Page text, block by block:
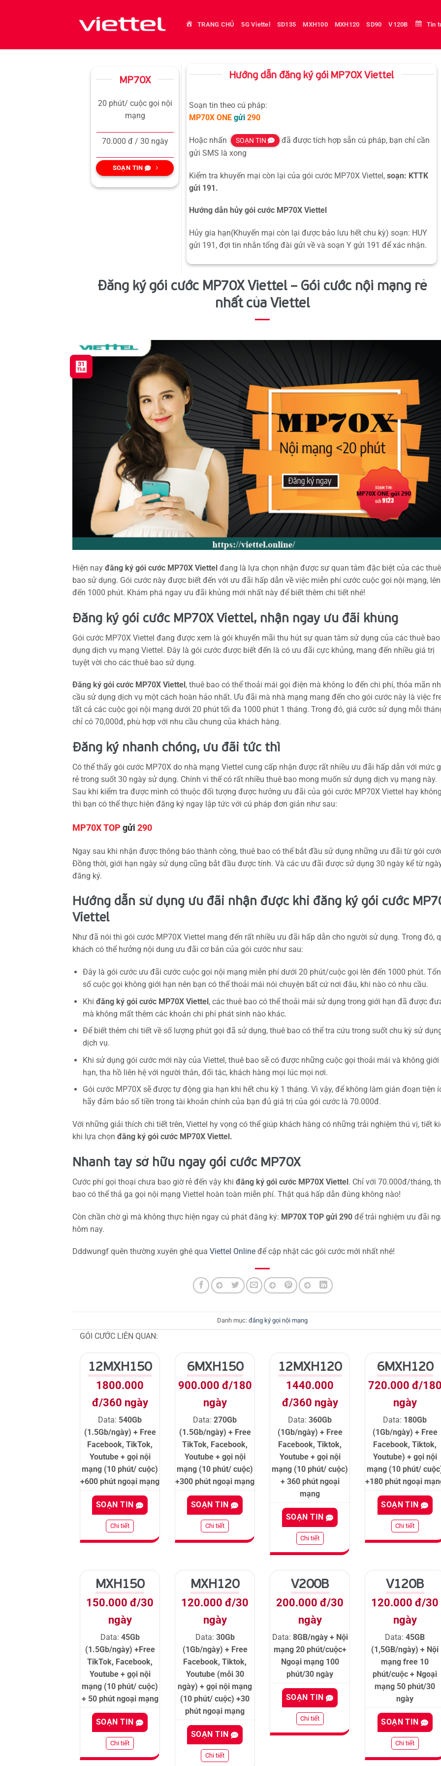
TRANG CHỦ 5G Viettel SD135 MXH100 MXH120 SD90 V120B Tin
MP70X
20 phút/ cuộc gọi nội
mạng
70.000 đ / 30 ngày
SOẠN TIN
Hướng dẫn đăng ký gói MP70X Viettel
Soạn tin theo cú pháp:
MP70X ONE gửi 290
Hoặc nhấn SOẠN TIN
đã được tích hợp sẵn cú pháp, bạn chỉ cần
gửi SMS là xong
Kiểm tra khuyến mại còn lại của gói cước MP70X Viettel, soạn: KTTK
gửi 191.
Hướng dẫn hủy gói cước MP70X Viettel
Hủy gia hạn(Khuyến mại còn lại được bảo lưu hết chu kỳ) soạn: HUY
gửi 191, đợi tin nhắn tổng đài gửi về và soạn Y gửi 191 để xác nhận.
Đăng ký gói cước MP70X Viettel – Gói cước nội mạng rẻ
nhất của Viettel
31
Th8
Hiện nay đăng ký gói cước MP70X Viettel đang là lựa chọn nhận được sự quan tâm đặc biệt của các thuê
bao sử dụng. Gói cước này được biết đến với ưu đãi hấp dẫn về việc miễn phí cước cuộc gọi nội mạng, lên
đến 1000 phút. Khám phá ngay ưu đãi khủng mới nhất này để biết thêm chi tiết nhé!
Đăng ký gói cước MP70X Viettel, nhận ngay ưu đãi khủng
Gói cước MP70X Viettel đang được xem là gói khuyến mãi thu hút sự quan tâm sử dụng của các thuê
dụng dịch vụ mạng Viettel. Đây là gói cước được biết đến là có ưu đãi cực khủng, mang đến nhiều giá trị
tuyệt vời cho các thuê bao sử dụng.
Đăng ký gói cước MP70X Viettel , thuê bao có thể thoải mái gọi điện mà không lo đến chi phí, thỏa mãn
cầu sử dụng dịch vụ một cách hoàn hảo nhất. Ưu đãi mà nhà mạng mang đến cho gói cước này là việc
tất cả các cuộc gọi nội mạng dưới 20 phút tối đa 1000 phút 1 tháng. Trong đó, giá cước sử dụng mỗi
chỉ có 70,000đ, phù hợp với nhu cầu chung của khách hàng.
Đăng ký nhanh chóng, ưu đãi tức thì
Có thể thấy gói cước MP70X do nhà mạng Viettel cung cấp nhận được rất nhiều ưu đãi hấp dẫn với mức
rẻ trong suốt 30 ngày sử dụng. Chính vì thế có rất nhiều thuê bao mong muốn sử dụng dịch vụ mạng này.
Sau khi kiểm tra được mình có thuộc đối tượng được hưởng ưu đãi của gói cước MP70X Viettel hay
thì bạn có thể thực hiện đăng ký ngay lập tức với cú pháp đơn giản như sau:
MP70X TOP gửi 290
Ngay sau khi nhận được thông báo thành công, thuê bao có thể bắt đầu sử dụng những ưu đãi từ gói
Đồng thời, giới hạn ngày sử dụng cũng bắt đầu được tính. Và các ưu đãi được sử dụng 30 ngày kể từ
đăng ký.
Hướng dẫn sử dụng ưu đãi nhận được khi đăng ký gói cước
Viettel
Như đã nói thì gói cước MP70X Viettel mang đến rất nhiều ưu đãi hấp dẫn cho người sử dụng. Trong đó,
khách có thể hưởng nội dung ưu đãi cơ bản của gói cước như sau:
Đây là gói cước ưu đãi cước cuộc gọi nội mạng miễn phí dưới 20 phút/cuộc gọi lên đến 1000 phút.
số cuộc gọi không giới hạn nên bạn có thể thoải mái nói chuyện bất cứ nơi đâu, khi nào có nhu cầu.
Khi đăng ký gói cước MP70X Viettel, các thuê bao có thể thoải mái sử dụng trong giới hạn đã được
mà không mất thêm các khoản chi phí phát sinh nào khác.
Để biết thêm chi tiết về số lượng phút gọi đã sử dụng, thuê bao có thể tra cứu trong suốt chu kỳ sử
dịch vụ.
Khi sử dụng gói cước mới này của Viettel, thuê bao sẽ có được những cuộc gọi thoải mái và không giới
hạn, tha hồ liên hệ với người thân, đối tác, khách hàng mọi lúc mọi nơi.
Gói cước MP70X sẽ được tự động gia hạn khi hết chu kỳ 1 tháng. Vì vậy, để không làm gián đoạn tiện
hãy đảm bảo số tiền trong tài khoản chính của bạn đủ giá trị của gói cước là 70.000đ.
Với những giải thích chi tiết trên, Viettel hy vọng có thể giúp khách hàng có những trải nghiệm thú vị, tiết
khi lựa chọn đăng ký gói cước MP70X Viettel.
Nhanh tay sở hữu ngay gói cước MP70X
Cước phí gọi thoại chưa bao giờ rẻ đến vậy khi đăng ký gói cước MP70X Viettel. Chỉ với 70.000đ/tháng,
bao có thể thả ga gọi nội mạng Viettel hoàn toàn miễn phí. Thật quá hấp dẫn đúng không nào!
Còn chần chờ gì mà không thực hiện ngay cú phát đăng ký: MP70X TOP gửi 290 để trải nghiệm ưu đãi
hôm nay.
Dddwungf quên thường xuyên ghé qua Viettel Online để cập nhật các gói cước mới nhất nhé!
Danh mục:đăng ký gọi nội mạng
GÓI CƯỚC LIÊN QUAN:
12MXH150
1800.000
đ/360 ngày
Data: 540Gb
(1.5Gb/ngày) + Free
Facebook, TikTok,
Youtube + gọi nội
mạng (10 phút/ cuộc)
+600 phút ngoại mạng
SOẠN TIN
Chi tiết
6MXH150
900.000 đ/180
ngày
Data:270Gb
(1.5Gb/ngày) + Free
TikTok, Facebook,
Youtube + gọi nội
mạng (10 phút/ cuộc)
+300 phút ngoại mạng
SOẠN TIN
Chi tiết
12MXH120
1440.000
đ/360 ngày
Data:360Gb
(1Gb/ngày) + Free
Facebook, Tiktok,
Youtube + gọi nội
mạng (10 phút/ cuộc)
+ 360 phút ngoại
mạng
SOẠN TIN
Chi tiết
6MXH120
720.000 đ/
ngày
Data: 180Gb
(1Gb/ngày) + Free
Facebook, Tiktok,
Youtube) + gọi nội
mạng (10 phút/
+180 phút ngoại
SOẠN TIN
Chi tiết
MXH150
150.000 đ/30
ngày
Data: 45Gb
(1.5Gb/ngày) +Free
TikTok, Facebook,
Youtube + gọi nội
mạng (10 phút/ cuộc)
+ 50 phút ngoại mạng
SOẠN TIN
Chi tiết
MXH120
120.000 đ/30
ngày
Data: 30Gb
(1Gb/ngày) + Free
Facebook, Tiktok,
Youtube (mỗi 30
ngày) + gọi nội mạng
(10 phút/ cuộc) +30
phút ngoại mạng
SOẠN TIN
Chi tiết
V200B
200.000 đ/30
ngày
Data: 8GB/ngày + Nội
mạng 20 phút/cuộc+
Ngoại mạng 100
phút/30 ngày
SOẠN TIN
Chi tiết
V120B
120.000 đ/30
ngày
Data:45GB
(1,5GB/ngày) + Nội
mạng free 10
phút/cuộc + Ngoại
mạng 50 phút/30
ngày
SOẠN TIN
Chi tiết